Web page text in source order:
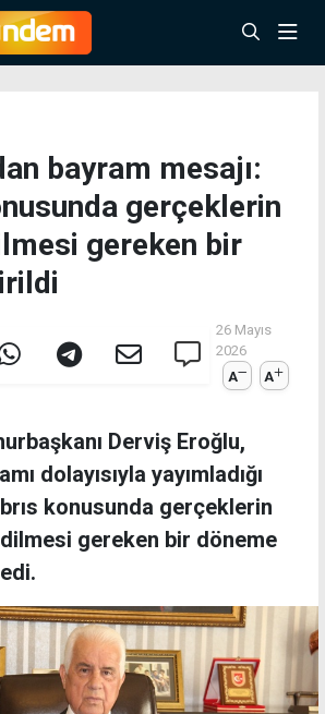
bayram mesajı:
gerçeklerin
gereken bir
26 Mayıs
2026
A
A
Derviş Eroğlu,
dolayısıyla yayımladığı
konusunda gerçeklerin
gereken bir döneme